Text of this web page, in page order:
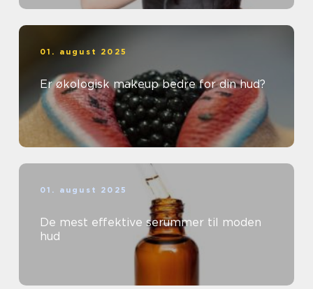
01. august 2025
Er økologisk makeup bedre for din hud?
01. august 2025
De mest effektive serummer til moden
hud